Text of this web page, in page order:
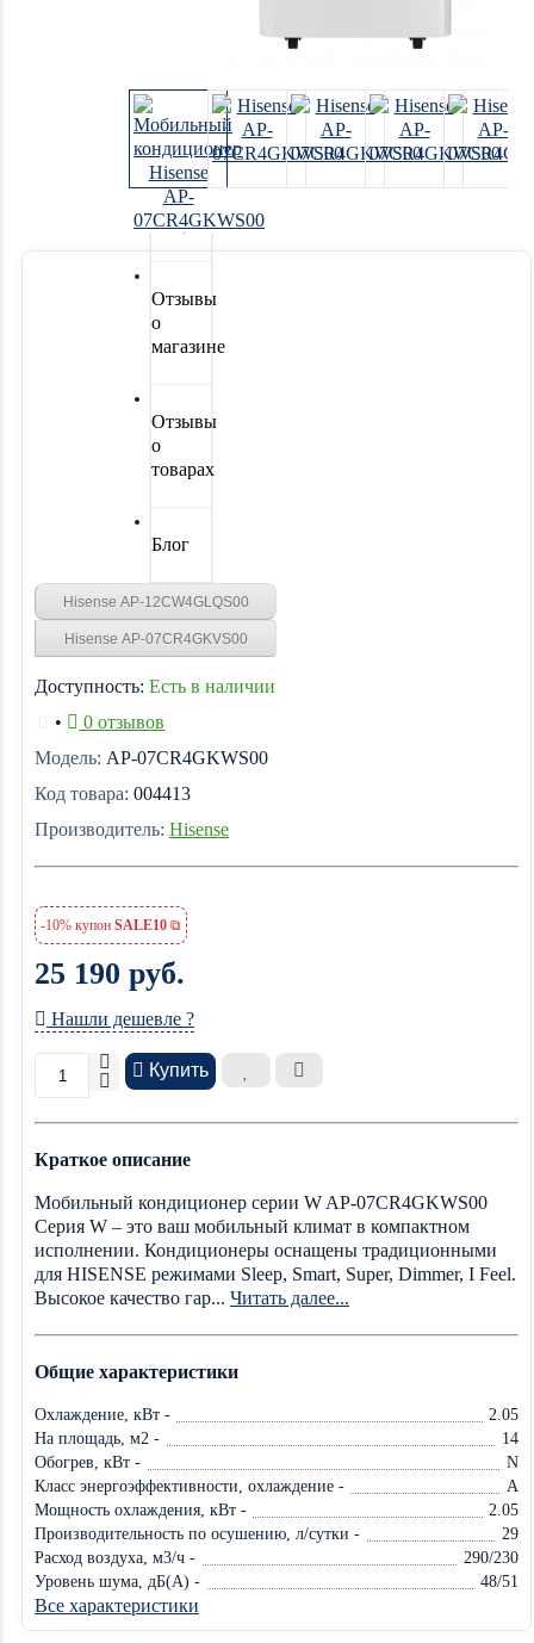
Новинки
Акции
Отзывы
о
магазине
Отзывы
о
товарах
Блог
Hisense AP-12CW4GLQS00
Hisense AP-07CR4GKVS00
Доступность: Есть в наличии
•
0 отзывов
Модель: AP-07CR4GKWS00
Код товара: 004413
Производитель: Hisense
-10% купон SALE10
25 190 руб.
Нашли дешевле ?
Купить
Краткое описание
Мобильный кондиционер cерии W AP-07CR4GKWS00
Серия W – это ваш мобильный климат в компактном
исполнении. Кондиционеры оснащены традиционными
для HISENSE режимами Sleep, Smart, Super, Dimmer, I Feel.
Высокое качество гар... Читать далее...
Общие характеристики
Охлаждение, кВт -
2.05
На площадь, м2 -
14
Обогрев, кВт -
N
Класс энергоэффективности, охлаждение -
A
Мощность охлаждения, кВт -
2.05
Производительность по осушению, л/сутки -
29
Расход воздуха, м3/ч -
290/230
Уровень шума, дБ(А) -
48/51
Все характеристики